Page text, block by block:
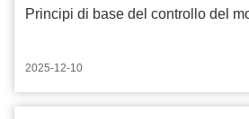
Principi di base del controllo del
2025-12-10